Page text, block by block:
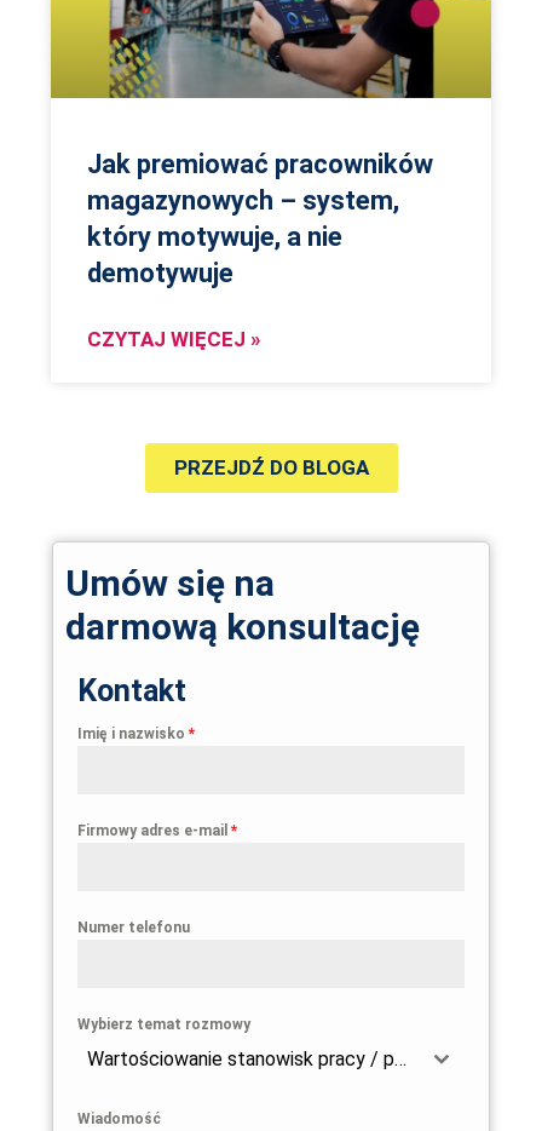
Jak premiować pracowników
magazynowych – system,
który motywuje, a nie
demotywuje
CZYTAJ WIĘCEJ »
PRZEJDŹ DO BLOGA
Umów się na
darmową konsultację
Kontakt
Imię i nazwisko*
Firmowy adres e-mail*
Numer telefonu
Wybierz temat rozmowy
Wartościowanie stanowisk pracy / przygotowanie firmy do wdrożenia dyrektywy 2023/970
Wiadomość